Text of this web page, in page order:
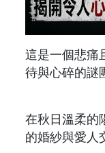
這是一個悲痛
待與心碎的謎
在秋日溫柔的
的婚紗與愛人